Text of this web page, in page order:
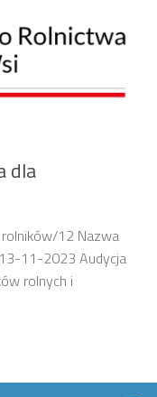
dla
12 Nazwa
11-2023 Audycja
rolnych i